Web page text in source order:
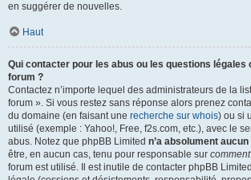
en suggérer de nouvelles.
Haut
Qui contacter pour les abus ou les questions légales
forum ?
Contactez n’importe lequel des administrateurs de la
forum ». Si vous restez sans réponse alors prenez
du domaine (en faisant une recherche sur whois) ou si
utilisé (exemple : Yahoo!, Free, f2s.com, etc.), avec le
abus. Notez que phpBB Limited n’a absolument
être, en aucun cas, tenu pour responsable sur comment
forum est utilisé. Il est inutile de contacter phpBB